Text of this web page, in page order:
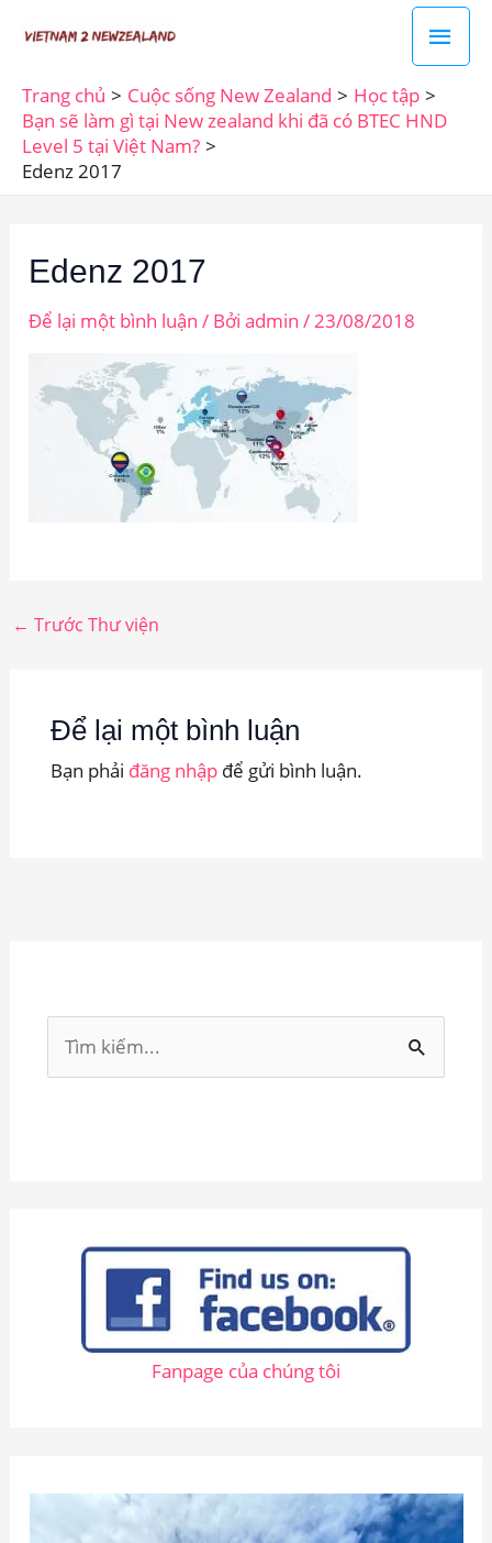
dung
Trang chủ Cuộc sống New Zealand
Học tập
Bạn sẽ làm gì tại New zealand khi đã có BTEC HND
Level 5 tại Việt Nam?
Edenz 2017
Edenz 2017
Để lại một bình luận / Bởiadmin/23/08/2018
← Trước Thư viện
Để lại một bình luận
Bạn phải đăng nhậpđể gửi bình luận.
ì
Fanpage của chúng tôi